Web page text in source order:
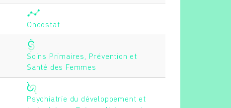
Oncostat
Soins Primaires, Prévention et
Santé des Femmes
Psychiatrie du développement et